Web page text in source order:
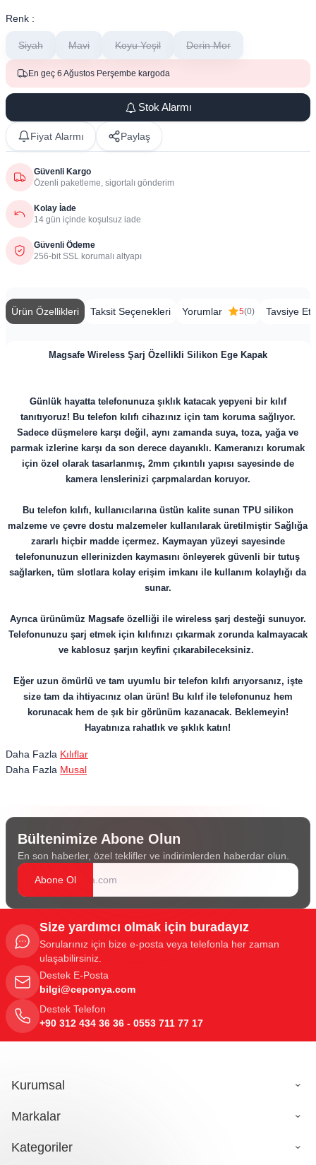
Renk :
Siyah Mavi Koyu Yeşil Derin Mor
En geç 6 Ağustos Perşembe kargoda
Stok Alarmı
Fiyat Alarmı Paylaş
Güvenli Kargo
Özenli paketleme, sigortalı gönderim
Kolay İade
14 gün içinde koşulsuz iade
Güvenli Ödeme
256-bit SSL korumalı altyapı
Ürün Özellikleri Taksit Seçenekleri Yorumlar 5(0) Tavsiye Et
Magsafe Wireless Şarj Özellikli Silikon Ege Kapak
Günlük hayatta telefonunuza şıklık katacak yepyeni bir kılıf
tanıtıyoruz! Bu telefon kılıfı cihazınız için tam koruma sağlıyor.
Sadece düşmelere karşı değil, aynı zamanda suya, toza, yağa ve
parmak izlerine karşı da son derece dayanıklı. Kameranızı korumak
için özel olarak tasarlanmış, 2mm çıkıntılı yapısı sayesinde de
kamera lenslerinizi çarpmalardan koruyor.
Bu telefon kılıfı, kullanıcılarına üstün kalite sunan TPU silikon
malzeme veçevre dostu malzemeler kullanılarak üretilmiştir Sağlığa
zararlı hiçbir madde içermez. Kaymayan yüzeyi sayesinde
telefonunuzun ellerinizden kaymasını önleyerek güvenli bir tutuş
sağlarken, tüm slotlara kolay erişim imkanı ile kullanım kolaylığı da
sunar.
Ayrıca ürünümüz Magsafe özelliği ile wireless şarj desteği sunuyor.
Telefonunuzu şarj etmek için kılıfınızı çıkarmak zorunda kalmayacak
ve kablosuz şarjın keyfini çıkarabileceksiniz.
Eğer uzun ömürlü ve tam uyumlu bir telefon kılıfı arıyorsanız, işte
size tam da ihtiyacınız olan ürün! Bu kılıf ile telefonunuz hem
korunacak hem de şık bir görünüm kazanacak. Beklemeyin!
Hayatınıza rahatlık ve şıklık katın!
Daha Fazla Kılıflar
Daha Fazla Musal
Bültenimize Abone Olun
En son haberler, özel teklifler ve indirimlerden haberdar olun.
Abone Ol
Size yardımcı olmak için buradayız
Sorularınız için bize e-posta veya telefonla her zaman
ulaşabilirsiniz.
Destek E-Posta
bilgi@ceponya.com
Destek Telefon
+90 312 434 36 36 - 0553 711 77 17
Kurumsal
Markalar
Kategoriler